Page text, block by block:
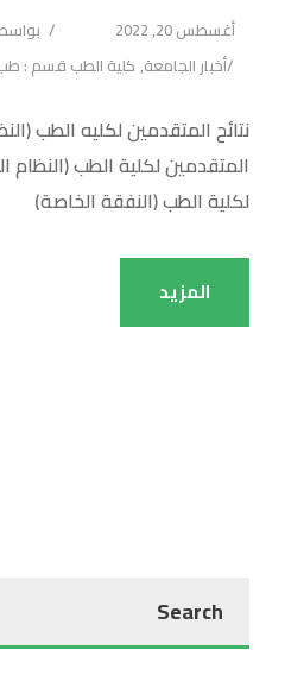
أغسطس 20, 2022
أخبار الجامعة, كلية الطب قسم :
نتائح المتقدمين لكليه الطب
المتقدمين لكلية الطب (النظام
لكلية الطب (النفقة الخاصة)
المزيد
Search